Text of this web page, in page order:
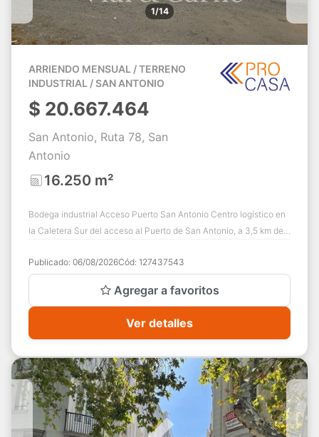
1/14
ARRIENDO MENSUAL / TERRENO
INDUSTRIAL / SAN ANTONIO
$ 20.667.464
San Antonio, Ruta 78, San
Antonio
16.250 m²
Bodega industrial Acceso Puerto San Antonio Centro logístico en
la Caletera Sur del acceso al Puerto de San Antonio, a 3,5 km del
Publicado: 06/08/2026Cód: 127437543
Agregar a favoritos
Ver detalles